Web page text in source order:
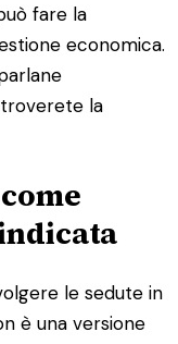
fare la
economica.
la
le sedute in
è una versione